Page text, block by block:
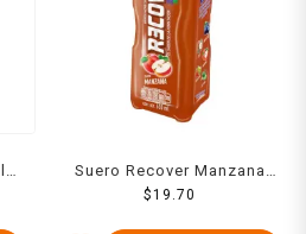
Suero Recover Manzana
630 Ml
$19.70